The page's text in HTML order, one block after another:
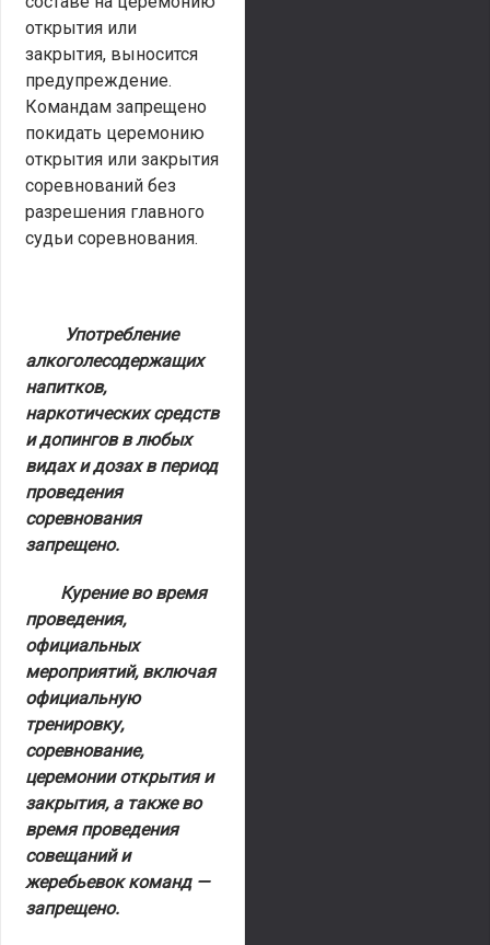
открытия или
закрытия, выносится
предупреждение.
Командам запрещено
покидать церемонию
открытия или закрытия
соревнований без
разрешения главного
судьи соревнования.
Употребление
алкоголесодержащих
напитков,
наркотических средств
и допингов в любых
видах и дозахв период
проведения
соревнования
запрещено.
Курение во время
проведения,
официальных
мероприятий, включая
официальную
тренировку,
соревнование,
церемонии открытия и
закрытия, а также во
время проведения
совещаний и
жеребьевок команд —
запрещено.